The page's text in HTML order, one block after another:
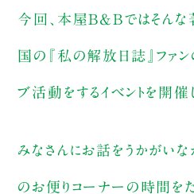
今回、本屋B&Bではそんな
国の『私の解放日誌』ファン
ブ活動をするイベントを開催
みなさんにお話をうかがい
のお便りコーナーの時間を